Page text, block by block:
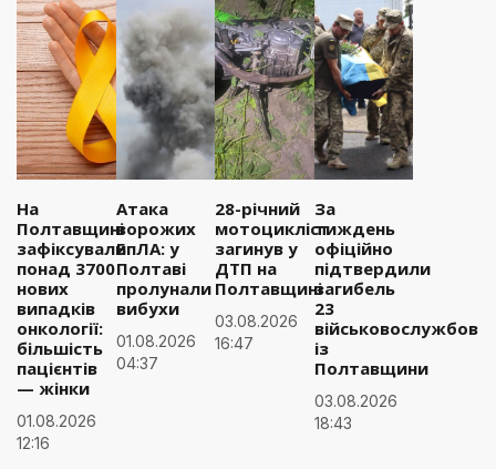
На
Полтавщині
зафіксували
понад 3700
нових
випадків
онкології:
більшість
пацієнтів
— жінки
01.08.2026
12:16
Атака
ворожих
БпЛА: у
Полтаві
пролунали
вибухи
01.08.2026
04:37
28-річний
мотоцикліст
загинув у
ДТП на
Полтавщині
03.08.2026
16:47
За
тиждень
офіційно
підтвердили
загибель
23
із
Полтавщини
03.08.2026
18:43